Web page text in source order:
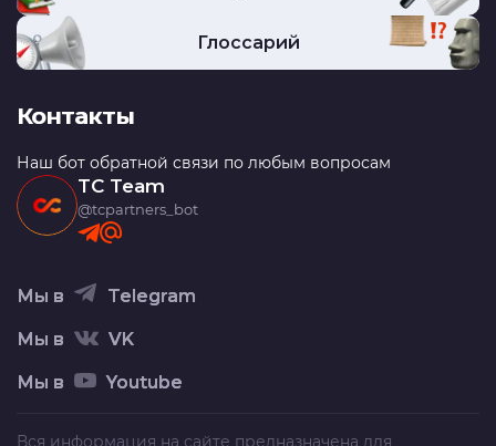
Глоссарий
Контакты
Наш бот обратной связи по любым вопросам
TC Team
@tcpartners_bot
Мы в Telegram
Мы в VK
Мы в Youtube
Вся информация на сайте предназначена для